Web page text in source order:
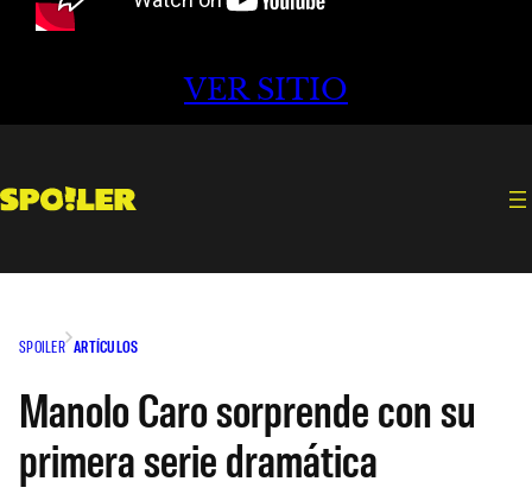
VER SITIO
SPOILER ARTÍCULOS
Manolo Caro sorprende con su
primera serie dramática